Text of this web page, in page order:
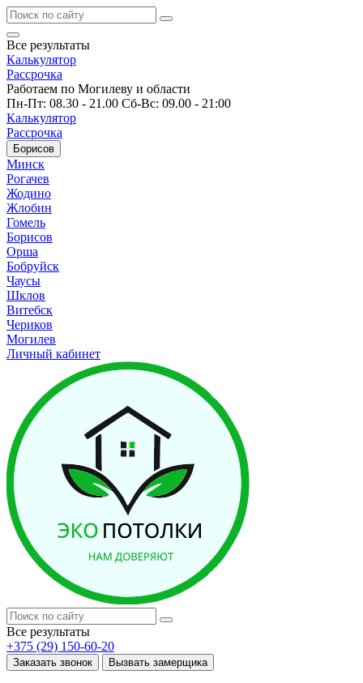
Все результаты
Калькулятор
Рассрочка
Работаем по Могилеву и области
Пн-Пт: 08.30 - 21.00 Сб-Вс: 09.00 - 21:00
Калькулятор
Рассрочка
Борисов
Минск
Рогачев
Жодино
Жлобин
Гомель
Борисов
Орша
Бобруйск
Чаусы
Шклов
Витебск
Чериков
Могилев
Личный кабинет
Все результаты
+375 (29) 150-60-20
Заказать звонок Вызвать замерщика